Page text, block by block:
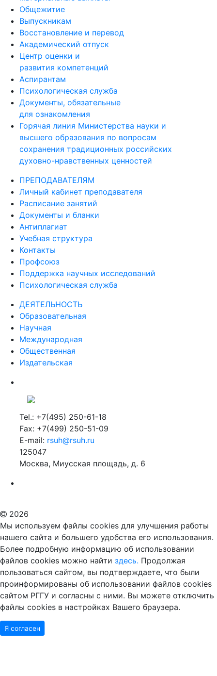
Общежитие
Выпускникам
Восстановление и перевод
Академический отпуск
Центр оценки и
развития компетенций
Аспирантам
Психологическая служба
Документы, обязательные
для ознакомления
Горячая линия Министерства науки и
высшего образования по вопросам
сохранения традиционных российских
духовно-нравственных ценностей
ПРЕПОДАВАТЕЛЯМ
Личный кабинет преподавателя
Расписание занятий
Документы и бланки
Антиплагиат
Учебная структура
Контакты
Профсоюз
Поддержка научных исследований
Психологическая служба
ДЕЯТЕЛЬНОСТЬ
Образовательная
Научная
Международная
Общественная
Издательская
Tel.: +7(495) 250-61-18
Fax: +7(499) 250-51-09
E-mail: rsuh@rsuh.ru
125047
Москва, Миусская площадь, д. 6
2026
Мы используем файлы cookies для улучшения работы
нашего сайта и большего удобства его использования.
Более подробную информацию об использовании
файлов cookies можно найти здесь. Продолжая
пользоваться сайтом, вы подтверждаете, что были
проинформированы об использовании файлов cookies
сайтом РГГУ и согласны с ними. Вы можете отключить
файлы cookies в настройках Вашего браузера.
Я согласен